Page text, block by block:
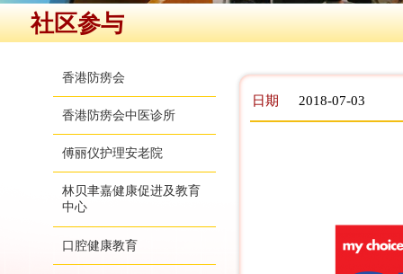
社区参与
香港防痨会
香港防痨会中医诊所
傅丽仪护理安老院
林贝聿嘉健康促进及教育
中心
口腔健康教育
日期 2018-07-03